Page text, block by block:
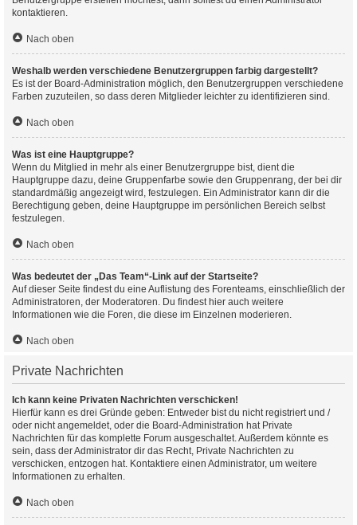
kontaktieren.
Nach oben
Weshalb werden verschiedene Benutzergruppen farbig dargestellt?
Es ist der Board-Administration möglich, den Benutzergruppen verschiedene
Farben zuzuteilen, so dass deren Mitglieder leichter zu identifizieren sind.
Nach oben
Was ist eine Hauptgruppe?
Wenn du Mitglied in mehr als einer Benutzergruppe bist, dient die
Hauptgruppe dazu, deine Gruppenfarbe sowie den Gruppenrang, der bei dir
standardmäßig angezeigt wird, festzulegen. Ein Administrator kann dir die
Berechtigung geben, deine Hauptgruppe im persönlichen Bereich selbst
festzulegen.
Nach oben
Was bedeutet der „Das Team“-Link auf der Startseite?
Auf dieser Seite findest du eine Auflistung des Forenteams, einschließlich der
Administratoren, der Moderatoren. Du findest hier auch weitere
Informationen wie die Foren, die diese im Einzelnen moderieren.
Nach oben
Private Nachrichten
Ich kann keine Privaten Nachrichten verschicken!
Hierfür kann es drei Gründe geben: Entweder bist du nicht registriert und /
oder nicht angemeldet, oder die Board-Administration hat Private
Nachrichten für das komplette Forum ausgeschaltet. Außerdem könnte es
sein, dass der Administrator dir das Recht, Private Nachrichten zu
verschicken, entzogen hat. Kontaktiere einen Administrator, um weitere
Informationen zu erhalten.
Nach oben